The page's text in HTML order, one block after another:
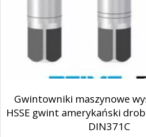
Gwintowniki maszynowe
HSSE gwint amerykański
DIN371C